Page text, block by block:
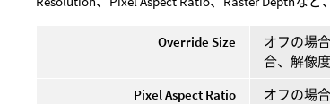
Override Size
オフの場
合、解像
Pixel Aspect Ratio
オフの場